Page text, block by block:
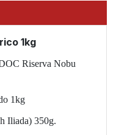
1kg
Riserva Nobu
1kg
Iliada) 350g.